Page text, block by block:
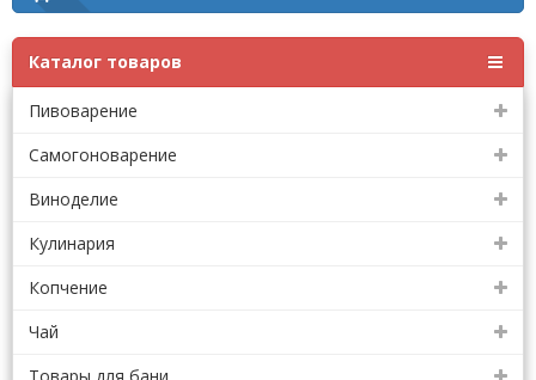
Каталог товаров
Пивоварение
Самогоноварение
Виноделие
Кулинария
Копчение
Чай
Товары для бани